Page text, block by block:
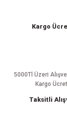
Ürün
Ürün fiyatı
Bu ürüne
Kargo
5000Tl Üzeri
Kargo
Taksitli